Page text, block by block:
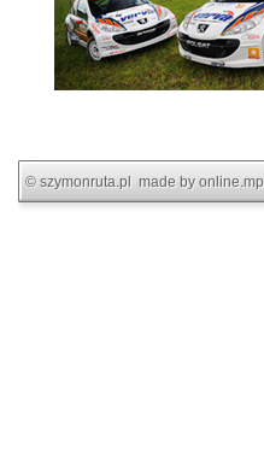
© szymonruta.pl made by